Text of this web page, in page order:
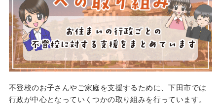
不登校のお子さんやご家庭を支援するために、下田市では
行政が中心となっていくつかの取り組みを行っています。